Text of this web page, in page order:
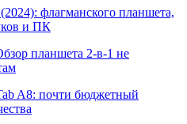
флагманского планшета,
и ПК
планшета 2-в-1 не
A8: почти бюджетный